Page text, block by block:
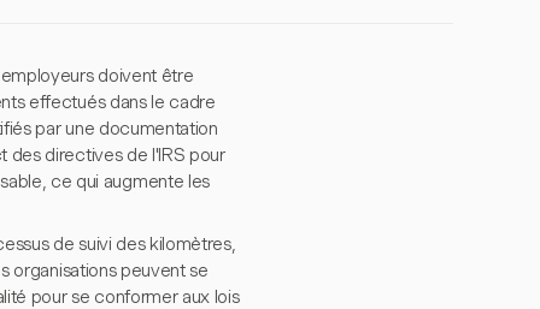
doivent être
effectués dans le cadre
par une documentation
des directives de l'IRS pour
ce qui augmente les
de suivi des kilomètres,
organisations peuvent se
pour se conformer aux lois